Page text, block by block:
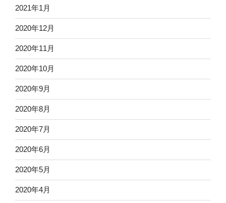
2021年1月
2020年12月
2020年11月
2020年10月
2020年9月
2020年8月
2020年7月
2020年6月
2020年5月
2020年4月